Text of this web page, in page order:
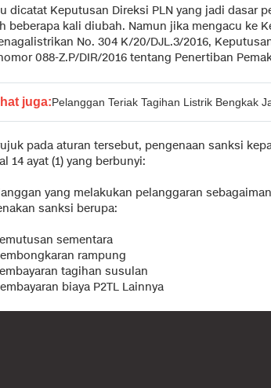
dicatat Keputusan Direksi PLN yang jadi dasar
beberapa kali diubah. Namun jika mengacu ke
No. 304 K/20/DJL.3/2016,
088-Z.P/DIR/2016 tentang Penertiban
juga:Pelanggan Teriak Tagihan Listrik Bengkak
pada aturan tersebut, pengenaan sanksi
14 ayat (1) yang berbunyi:
yang melakukan pelanggaran
sanksi berupa:
sementara
rampung
tagihan susulan
biaya P2TL Lainnya